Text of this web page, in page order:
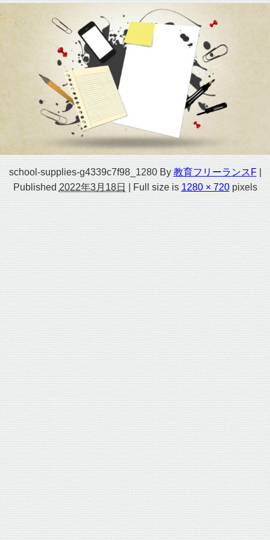
school-supplies-g4339c7f98_1280 By 教育フリーランスF
Published 2022年3月18日 Full size is 1280 × 720pixels